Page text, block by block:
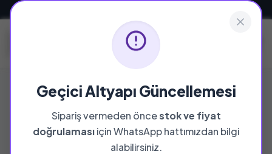
Geçici Altyapı Güncellemesi
Sipariş vermeden öncestok ve fiyat
doğrulamasıiçin WhatsApp hattımızdan bilgi
alabilirsiniz.